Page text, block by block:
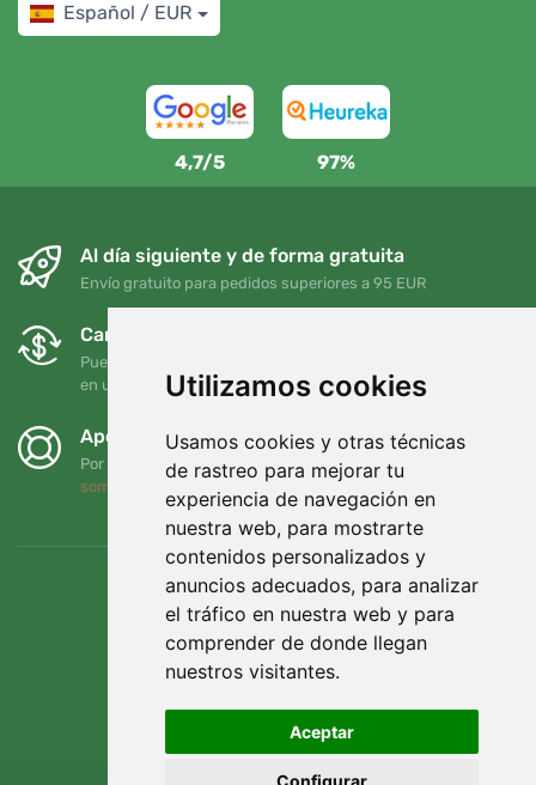
Utilizamos cookies
Usamos cookies y otras técnicas
de rastreo para mejorar tu
experiencia de navegación en
nuestra web, para mostrarte
contenidos personalizados y
anuncios adecuados, para analizar
el tráfico en nuestra web y para
comprender de donde llegan
nuestros visitantes.
Aceptar
Configurar
Español / EUR
4,7/5 97%
Al día siguiente y de forma gratuita
Envío gratuito para pedidos superiores a 95 EUR
Cambios y devoluciones gratuitos
Puede devolver o cambiar su pedido en cualquier momento
en un plazo de 90 días
Apoyamos a Trees.org
Por cada pedido plantamos un árbol. Leer más
somos